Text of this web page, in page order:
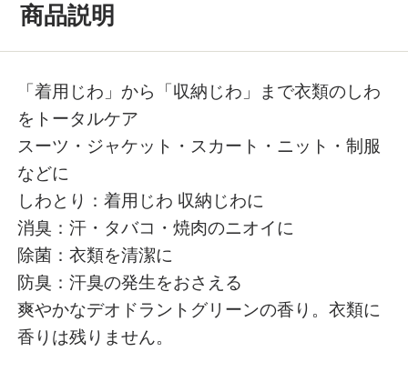
商品説明
「着用じわ」から「収納じわ」まで衣類のしわ
をトータルケア
スーツ・ジャケット・スカート・ニット・制服
などに
しわとり：着用じわ 収納じわに
消臭：汗・タバコ・焼肉のニオイに
除菌：衣類を清潔に
防臭：汗臭の発生をおさえる
爽やかなデオドラントグリーンの香り。衣類に
香りは残りません。